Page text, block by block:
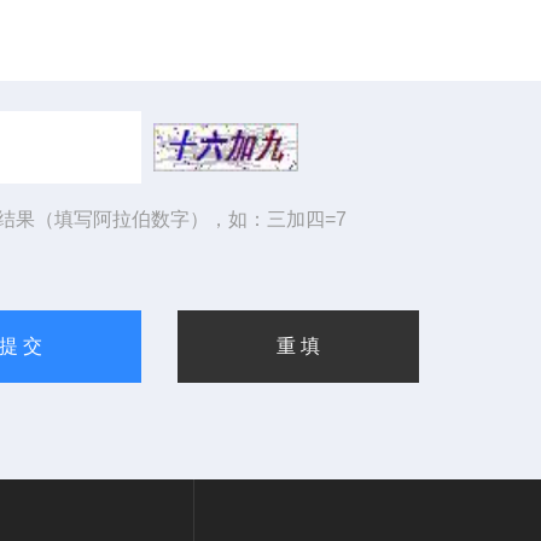
果（填写阿拉伯数字），如：三加四=7